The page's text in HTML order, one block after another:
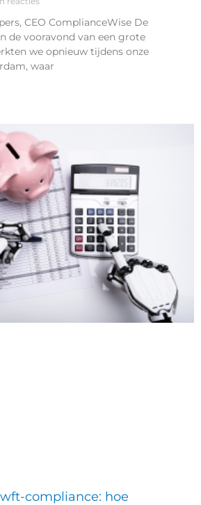
CEO ComplianceWise De
de vooravond van een grote
we opnieuw tijdens onze
waar
compliance: hoe